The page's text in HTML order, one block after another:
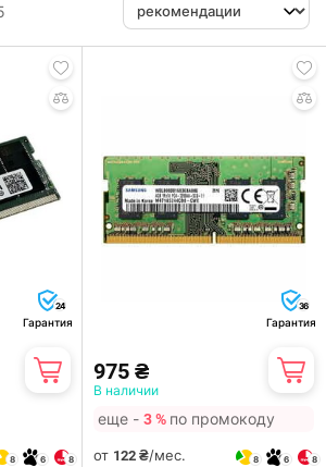
24
Гарантия
8 6 8
36
Гарантия
975 ₴
В наличии
еще - 3 % по промокоду
от 122 ₴/мес. 8 6 8